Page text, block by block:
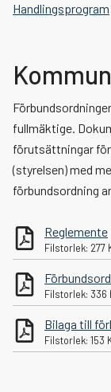
Taxor och
Blanketter
Handlingsprogram
fullmäktige.
förutsättningar
(styrelsen) med
förbundsordning
Reglemente
Filstorlek: 277
Filstorlek: 336
Bilaga till
Filstorlek: 153